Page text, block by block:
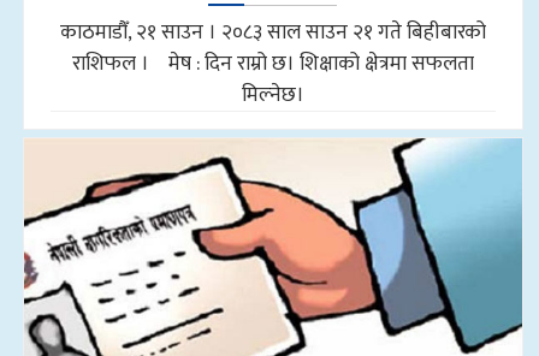
काठमाडौँ, २१ साउन । २०८३ साल साउन २१ गते बिहीबारको
राशिफल । मेष : दिन राम्रो छ। शिक्षाको क्षेत्रमा सफलता
मिल्नेछ।